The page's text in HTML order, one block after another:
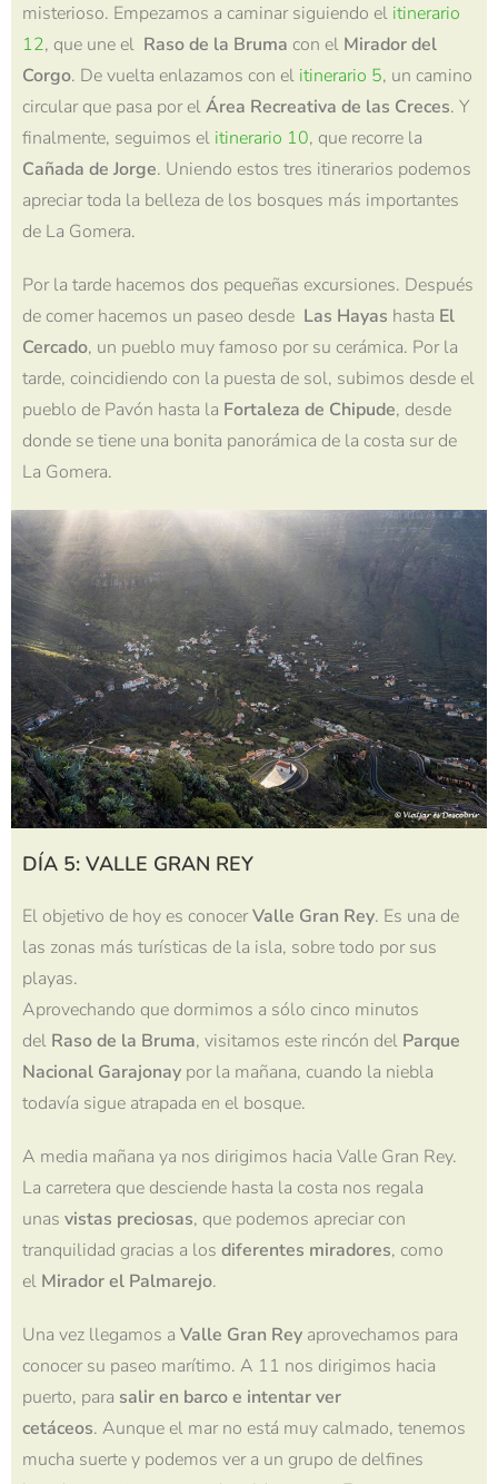
misterioso. Empezamos a caminar siguiendo el itinerario
12, que une el Rasode la Bruma con el Mirador del
Corgo. De vuelta enlazamos con el itinerario 5, un camino
circular que pasa por elÁrea Recreativa de las Creces. Y
finalmente, seguimos el itinerario 10, que recorre la
Cañada de Jorge. Uniendo estos tres itinerarios podemos
apreciar toda la belleza de los bosques más importantes
de La Gomera.
Por la tarde hacemos dos pequeñas excursiones. Después
de comer hacemos un paseo desde Las Hayas hasta El
Cercado, un pueblo muy famoso por su cerámica. Por la
tarde, coincidiendo con la puesta de sol, subimos desde el
pueblo de Pavón hasta la Fortaleza de Chipude, desde
donde se tiene una bonita panorámica de la costa sur de
La Gomera.
DÍA 5: VALLE GRAN REY
El objetivo de hoy es conocerValle Gran Rey. Es una de
las zonas más turísticas de la isla, sobre todo por sus
playas.
Aprovechando que dormimos a sólo cinco minutos
del Raso de la Bruma, visitamos este rincón del Parque
Nacional Garajonay por la mañana, cuando la niebla
todavía sigue atrapada en el bosque.
A media mañana ya nos dirigimos hacia Valle Gran Rey.
La carretera que desciende hasta la costa nos regala
unas vistas preciosas, que podemos apreciar con
tranquilidad gracias a los diferentes miradores, como
el Mirador el Palmarejo.
Una vez llegamos a Valle Gran Rey aprovechamos para
conocer su paseo marítimo. A 11 nos dirigimos hacia
puerto, para salir en barco e intentar ver
cetáceos. Aunque el mar no está muy calmado, tenemos
mucha suerte y podemos ver a un grupo de delfines